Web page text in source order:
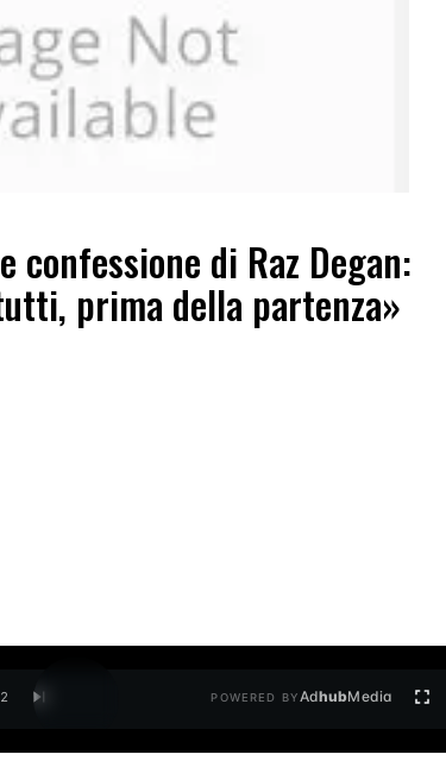
di Raz Degan:
prima della partenza»
2 POWERED BYAdhubMedia